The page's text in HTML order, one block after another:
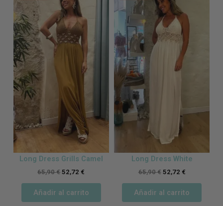
Long Dress Grills Camel
65,90€ 52,72 €
Añadir al carrito
Long Dress White
65,90€ 52,72 €
Añadir al carrito